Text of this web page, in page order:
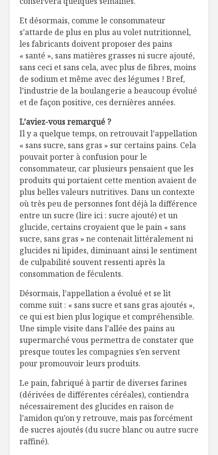
Et désormais, comme le consommateur
s’attarde de plus en plus au volet nutritionnel,
les fabricants doivent proposer des pains
« santé », sans matières grasses ni sucre ajouté,
sans ceci et sans cela, avec plus de fibres, moins
de sodium et même avec des légumes ! Bref,
l’industrie de la boulangerie a beaucoup évolué
et de façon positive, ces dernières années.
L’aviez-vous remarqué ?
Il y a quelque temps, on retrouvait l’appellation
« sans sucre, sans gras » sur certains pains. Cela
pouvait porter à confusion pour le
consommateur, car plusieurs pensaient que les
produits qui portaient cette mention avaient de
plus belles valeurs nutritives. Dans un contexte
où très peu de personnes font déjà la différence
entre un sucre (lire ici : sucre ajouté) et un
glucide, certains croyaient que le pain « sans
sucre, sans gras » ne contenait littéralement ni
glucides ni lipides, diminuant ainsi le sentiment
de culpabilité souvent ressenti après la
consommation de féculents.
Désormais, l’appellation a évolué et se lit
comme suit : « sans sucre et sans gras ajoutés »,
ce qui est bien plus logique et compréhensible.
Une simple visite dans l’allée des pains au
supermarché vous permettra de constater que
presque toutes les compagnies s’en servent
pour promouvoir leurs produits.
Le pain, fabriqué à partir de diverses farines
(dérivées de différentes céréales), contiendra
nécessairement des glucides en raison de
l’amidon qu’on y retrouve, mais pas forcément
de sucres ajoutés (du sucre blanc ou autre sucre
raffiné).